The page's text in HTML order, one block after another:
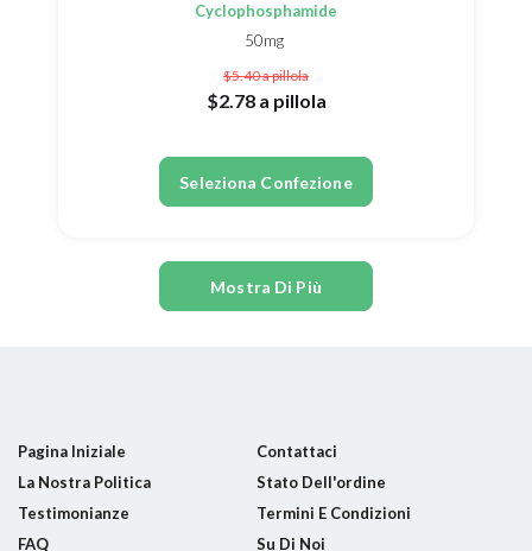
Cyclophosphamide
50mg
$5.40a pillola
$2.78 a pillola
Seleziona Confezione
Mostra Di Più
Pagina Iniziale
Contattaci
La Nostra Politica
Stato Dell'ordine
Testimonianze
Termini E Condizioni
FAQ
Su Di Noi